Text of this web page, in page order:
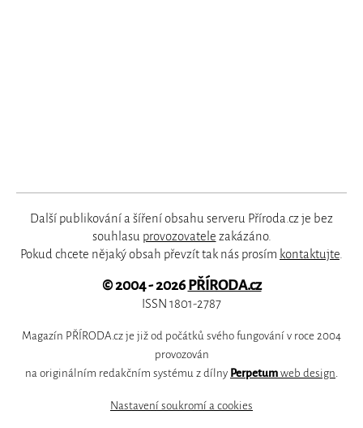
Další publikování a šíření obsahu serveru Příroda.cz je bez
souhlasu provozovatele zakázáno.
Pokud chcete nějaký obsah převzít tak nás prosím kontaktujte.
© 2004 - 2026PŘÍRODA.cz
ISSN 1801-2787
Magazín PŘÍRODA.cz je již od počátků svého fungování v roce 2004
provozován
na originálním redakčním systému z dílny Perpetum web design
Nastavení soukromí a cookies